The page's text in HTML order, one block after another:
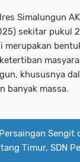
Simalungun
sekitar pukul
merupakan
khususnya
banyak massa.
Persaingan Sengit
Timur, SDN